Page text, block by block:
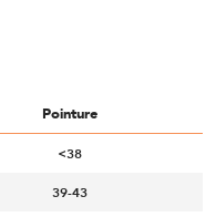
Pointure
<38
39-43